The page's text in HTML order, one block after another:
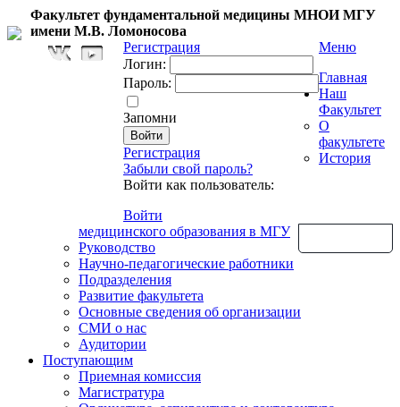
Факультет фундаментальной медицины МНОИ МГУ
имени М.В. Ломоносова
Регистрация
Логин:
Пароль:
Запомни
Регистрация
Забыли свой пароль?
Войти как пользователь:
Войти
Меню
Главная
Наш
Факультет
О
факультете
История
медицинского образования в МГУ
Руководство
Научно-педагогические работники
Подразделения
Развитие факультета
Основные сведения об организации
СМИ о нас
Аудитории
Поступающим
Приемная комиссия
Магистратура